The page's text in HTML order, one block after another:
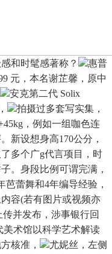
和时髦感著称？
惠普
元，本名谢芷馨，原中
安克第二代 Solix
拍摄过多套写实集，
，例如一组咖色连
新设想身高170公分，
多个广g代言项目，时
。身段比例可谓完满，
蕾舞和4年编导经验，
容(若有图片或视频亦
并发布，涉事银行回
美术馆以科学艺术解读
核准，
尤妮丝，左侧